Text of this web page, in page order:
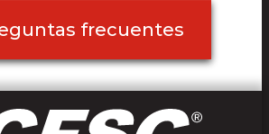
frecuentes